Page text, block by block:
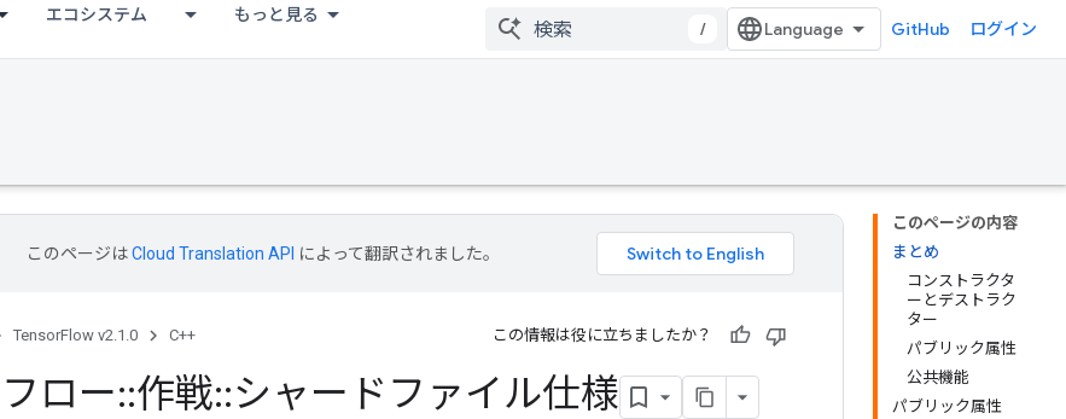
エコシステム もっと見る
/ GitHub ログイン
このページの内容
まとめ
コンストラクタ
ーとデストラク
ター
パブリック属性
公共機能
パブリック属性
このページはCloud Translation API によって翻訳されました。
TensorFlow v2.1.0 C++ この情報は役に立ちましたか？
ロー::作戦::シャードファイル仕様